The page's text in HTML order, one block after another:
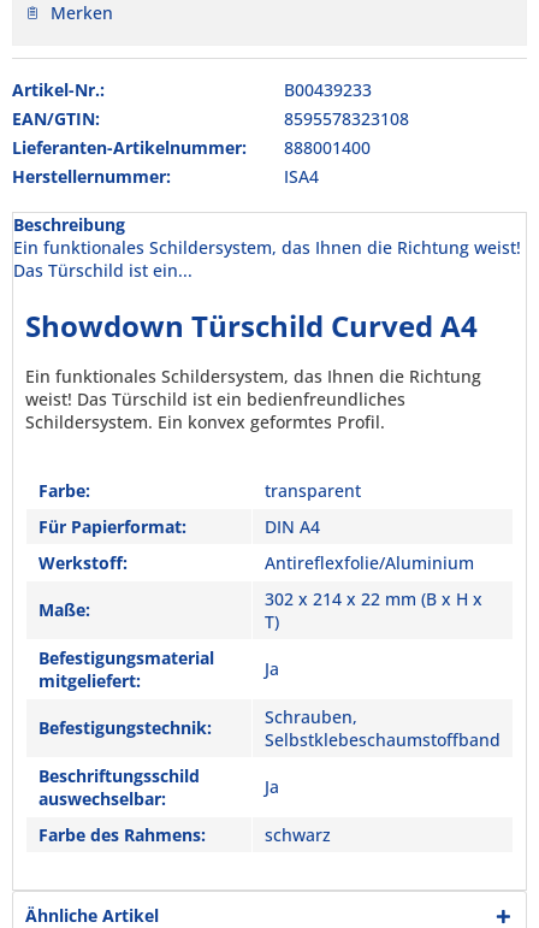
Merken
Artikel-Nr.:
B00439233
EAN/GTIN:
8595578323108
Lieferanten-Artikelnummer:
888001400
Herstellernummer:
ISA4
Beschreibung
Ein funktionales Schildersystem, das Ihnen die Richtung weist!
Das Türschild ist ein...
Showdown Türschild Curved A4
Ein funktionales Schildersystem, das Ihnen die Richtung
weist! Das Türschild ist ein bedienfreundliches
Schildersystem. Ein konvex geformtes Profil.
Farbe:
transparent
Für Papierformat:
DIN A4
Werkstoff:
Antireflexfolie/Aluminium
Maße:
302 x 214 x 22 mm (B x H x
T)
Befestigungsmaterial
mitgeliefert:
Ja
Befestigungstechnik:
Schrauben,
Selbstklebeschaumstoffband
Beschriftungsschild
auswechselbar:
Ja
Farbe des Rahmens: schwarz
Ähnliche Artikel